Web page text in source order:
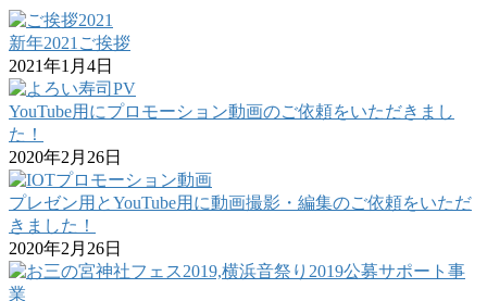
新年2021ご挨拶
2021年1月4日
YouTube用にプロモーション動画のご依頼をいただきまし
た！
2020年2月26日
プレゼン用とYouTube用に動画撮影・編集のご依頼をいただ
きました！
2020年2月26日